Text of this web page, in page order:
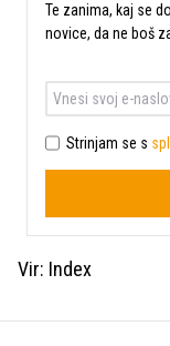
Te zanima, kaj se
novice, da ne boš
Strinjam se s
Vir: Index